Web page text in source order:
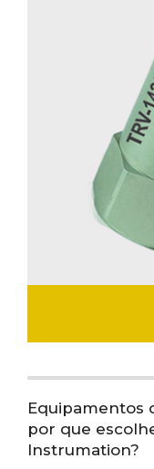
Equipamentos
por que
Instrumation?